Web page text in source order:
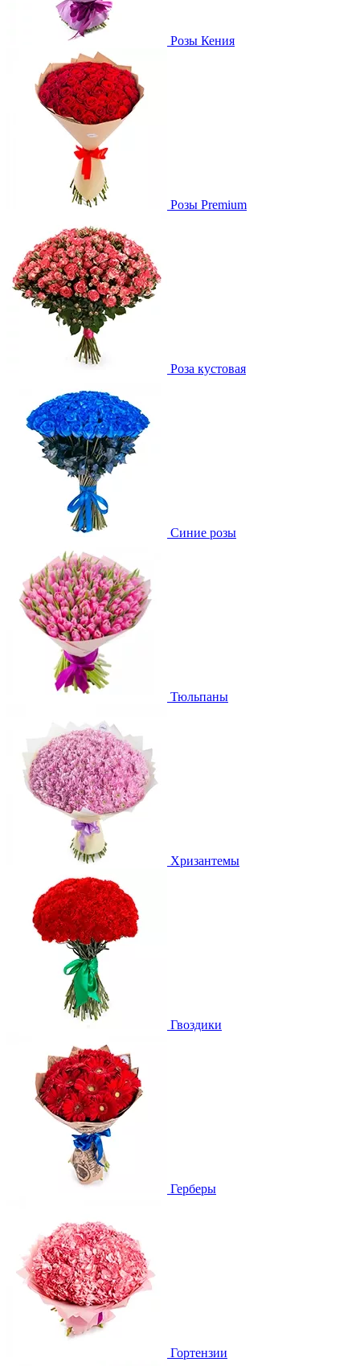
Розы Кения
Розы Premium
Роза кустовая
Синие розы
Тюльпаны
Хризантемы
Гвоздики
Герберы
Гортензии